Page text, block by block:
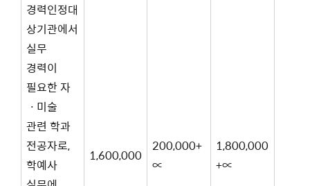
경력인정대
상기관에서
실무
경력이
필요한 자
ㆍ미술
관련 학과
전공자로,
학예사
1,600,000
200,000+
∝
1,800,000
+∝